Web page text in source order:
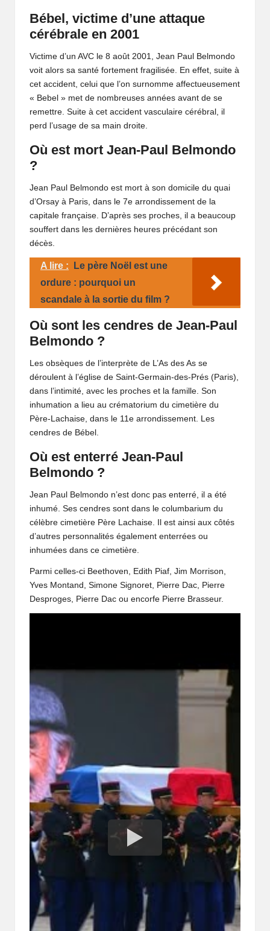
Bébel, victime d’une attaque
cérébrale en 2001
Victime d’un AVC le 8 août 2001, Jean Paul Belmondo
voit alors sa santé fortement fragilisée. En effet, suite à
cet accident, celui que l’on surnomme affectueusement
« Bebel » met de nombreuses années avant de se
remettre. Suite à cet accident vasculaire cérébral, il
perd l’usage de sa main droite.
Où est mort Jean-Paul Belmondo
?
Jean Paul Belmondo est mort à son domicile du quai
d’Orsay à Paris, dans le 7e arrondissement de la
capitale française. D’après ses proches, il a beaucoup
souffert dans les dernières heures précédant son
décès.
A lire :
Le père Noël est une
ordure : pourquoi un
scandale à la sortie du film ?
Où sont les cendres de Jean-Paul
Belmondo ?
Les obsèques de l’interprète de L’As des As se
déroulent à l’église de Saint-Germain-des-Prés (Paris),
dans l’intimité, avec les proches et la famille. Son
inhumation a lieu au crématorium du cimetière du
Père-Lachaise, dans le 11e arrondissement. Les
cendres de Bébel.
Où est enterré Jean-Paul
Belmondo ?
Jean Paul Belmondo n’est donc pas enterré, il a été
inhumé. Ses cendres sont dans le columbarium du
célèbre cimetière Père Lachaise. Il est ainsi aux côtés
d’autres personnalités également enterrées ou
inhumées dans ce cimetière.
Parmi celles-ci Beethoven, Edith Piaf, Jim Morrison,
Yves Montand, Simone Signoret, Pierre Dac, Pierre
Desproges, Pierre Dac ou encorfe Pierre Brasseur.